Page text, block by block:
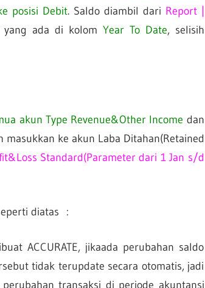
posisi Debit. Saldo diambil dari Report |
ada di kolom Year To Date, selisih
akun Type Revenue&Other Income dan
masukkan ke akun Laba Ditahan(Retained
Standard(Parameter dari 1 Jan s/d
diatas :
ACCURATE, jikaada perubahan saldo
tidak terupdate secara otomatis, jadi
transaksi di periode akuntansi